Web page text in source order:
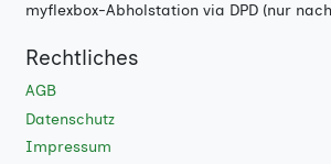
myflexbox-Abholstation via DPD (nur
Rechtliches
AGB
Datenschutz
Impressum